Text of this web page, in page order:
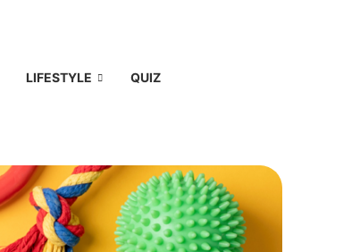
LIFESTYLE QUIZ